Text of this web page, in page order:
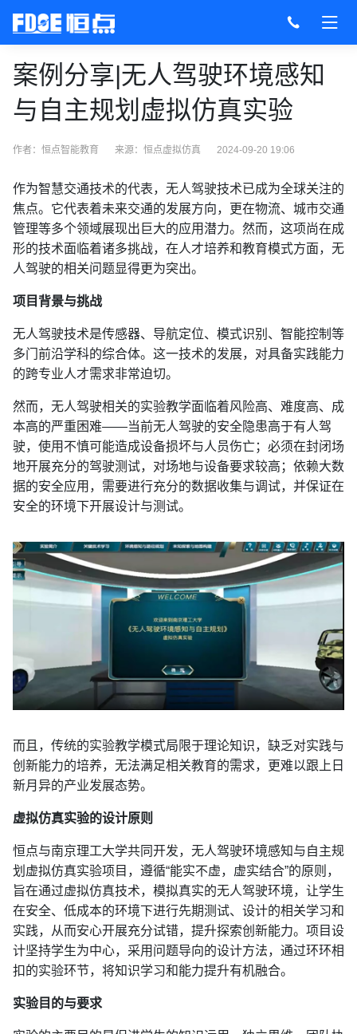
案例分享|无人驾驶环境感知
与自主规划虚拟仿真实验
作者：恒点智能教育 来源： 恒点虚拟仿真 2024-09-20 19:06
作为智慧交通技术的代表，无人驾驶技术已成为全球关注的
焦点。它代表着未来交通的发展方向，更在物流、城市交通
管理等多个领域展现出巨大的应用潜力。然而，这项尚在成
形的技术面临着诸多挑战，在人才培养和教育模式方面，无
人驾驶的相关问题显得更为突出。
项目背景与挑战
无人驾驶技术是传感器、导航定位、模式识别、智能控制等
多门前沿学科的综合体。这一技术的发展，对具备实践能力
的跨专业人才需求非常迫切。
然而，无人驾驶相关的实验教学面临着风险高、难度高、成
本高的严重困难——当前无人驾驶的安全隐患高于有人驾
驶，使用不慎可能造成设备损坏与人员伤亡；必须在封闭场
地开展充分的驾驶测试，对场地与设备要求较高；依赖大数
据的安全应用，需要进行充分的数据收集与调试，并保证在
安全的环境下开展设计与测试。
而且，传统的实验教学模式局限于理论知识，缺乏对实践与
创新能力的培养，无法满足相关教育的需求，更难以跟上日
新月异的产业发展态势。
虚拟仿真实验的设计原则
恒点与南京理工大学共同开发，无人驾驶环境感知与自主规
划虚拟仿真实验项目，遵循“能实不虚，虚实结合”的原则，
旨在通过虚拟仿真技术，模拟真实的无人驾驶环境，让学生
在安全、低成本的环境下进行先期测试、设计的相关学习和
实践，从而安心开展充分试错，提升探索创新能力。项目设
计坚持学生为中心，采用问题导向的设计方法，通过环环相
扣的实验环节，将知识学习和能力提升有机融合。
实验目的与要求